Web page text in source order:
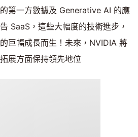
第一方數據及 Generative AI 的應
SaaS，這些大幅度的技術進步，
巨幅成長而生！未來，NVIDIA 將
展方面保持領先地位